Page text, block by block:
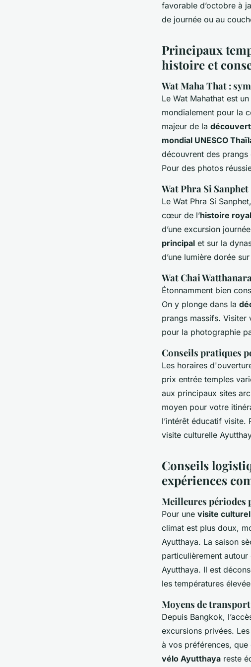
favorable d’octobre à
de journée ou au
Principaux
histoire et
Wat Maha That :
Le Wat Mahathat est
mondialement pour la
majeur de la
mondial UNESCO
découvrent des
Pour des photos
Wat Phra Si
Le Wat Phra Si
cœur de l’histoire
d’une excursion
principal et sur la
d’une lumière dorée
Wat Chai
Étonnamment bien
On y plonge dans la
prangs massifs. Visiter
pour la photographie
Conseils pratiques
Les horaires
prix entrée temples
aux principaux sites
moyen pour votre
l’intérêt éducatif
visite culturelle
Conseils
expériences
Meilleures périodes
Pour une visite
climat est plus doux,
Ayutthaya. La saison
particulièrement
Ayutthaya. Il est
les températures
Moyens de
Depuis Bangkok,
excursions privées. Les
à vos préférences,
vélo Ayutthaya reste